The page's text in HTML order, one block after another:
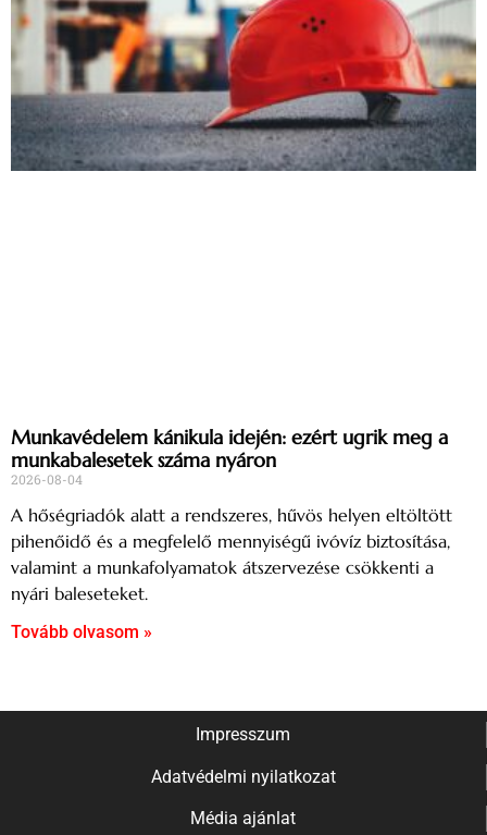
Munkavédelem kánikula idején: ezért ugrik meg a
munkabalesetek száma nyáron
2026-08-04
A hőségriadók alatt a rendszeres, hűvös helyen eltöltött
pihenőidő és a megfelelő mennyiségű ivóvíz biztosítása,
valamint a munkafolyamatok átszervezése csökkenti a
nyári baleseteket.
Tovább olvasom »
Impresszum
Adatvédelmi nyilatkozat
Média ajánlat